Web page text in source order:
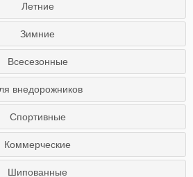
Летние
Зимние
Всесезонные
внедорожников
Спортивные
Коммерческие
Шипованные